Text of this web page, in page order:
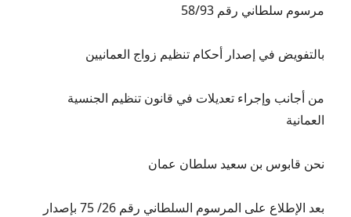
مرسوم سلطاني رقم 58/93
بالتفويض في إصدار أحكام تنظيم زواج العمانيين
من أجانب وإجراء تعديلات في قانون تنظيم الجنسية
العمانية
نحن قابوس بن سعيد سلطان عمان
بعد الإطلاع على المرسوم السلطاني رقم 26/ 75 بإصدار